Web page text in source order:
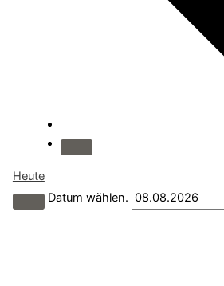
Heute
Datum wählen.